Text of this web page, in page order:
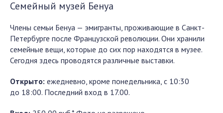
Семейный музей Бенуа
Члены семьи Бенуа — эмигранты, проживающие в Санкт-
Петербурге после Французской революции. Они хранили
семейные вещи, которые до сих пор находятся в музее.
Сегодня здесь проводятся различные выставки.
Открыто: ежедневно, кроме понедельника, с 10:30
до 18:00. Последний вход в 17.00.